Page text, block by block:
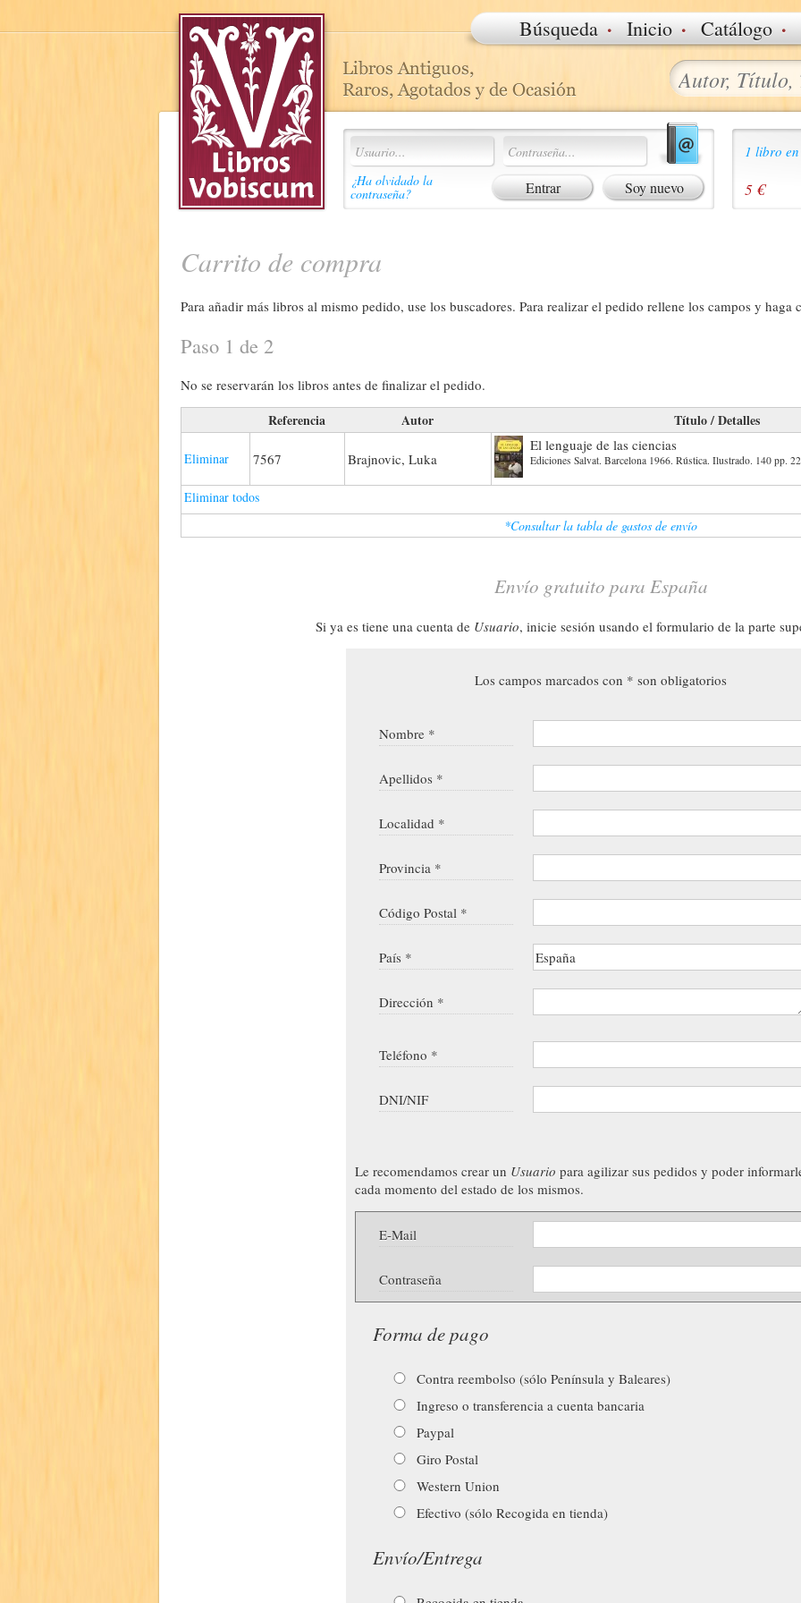
Búsqueda · Inicio · Catálogo ·
¿Ha olvidado la
contraseña? Soy nuevo
1 libro
5 €
Carrito de compra
Para añadir más libros al mismo pedido, use los buscadores. Para realizar el pedido rellene los campos y haga
Paso 1 de 2
No se reservarán los libros antes de finalizar el pedido.
Referencia Autor Título / Detalles
Eliminar 7567 Brajnovic, Luka
El lenguaje de las ciencias
Ediciones Salvat. Barcelona 1966. Rústica. Ilustrado. 140 pp.
Eliminar todos
*Consultar la tabla de gastos de envío
Envío gratuito para España
Si ya es tiene una cuenta de Usuario, inicie sesión usando el formulario de la parte
Los campos marcados con * son obligatorios
Nombre *
Apellidos *
Localidad *
Provincia *
Código Postal *
País *
Dirección *
Teléfono *
DNI/NIF
Le recomendamos crear un Usuario para agilizar sus pedidos y poder
cada momento del estado de los mismos.
E-Mail
Contraseña
Forma de pago
Contra reembolso (sólo Península y Baleares)
Ingreso o transferencia a cuenta bancaria
Paypal
Giro Postal
Western Union
Efectivo (sólo Recogida en tienda)
Envío/Entrega